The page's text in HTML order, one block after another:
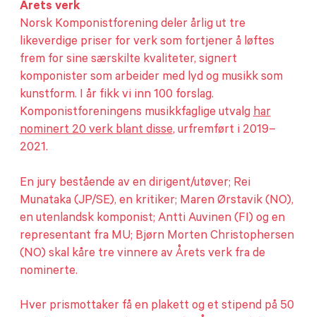
Årets verk
Norsk Komponistforening deler årlig ut tre
likeverdige priser for verk som fortjener å løftes
frem for sine særskilte kvaliteter, signert
komponister som arbeider med lyd og musikk som
kunstform. I år fikk vi inn 100 forslag.
Komponistforeningens musikkfaglige utvalghar
nominert 20 verk blant disse, urfremført i 2019–
2021.
En jury bestående av en dirigent/utøver; Rei
Munataka (JP/SE), en kritiker; Maren Ørstavik (NO),
en utenlandsk komponist; Antti Auvinen (FI) og en
representant fra MU; Bjørn Morten Christophersen
(NO) skal kåre tre vinnere av Årets verk fra de
nominerte.
Hver prismottaker få en plakett og et stipend på 50